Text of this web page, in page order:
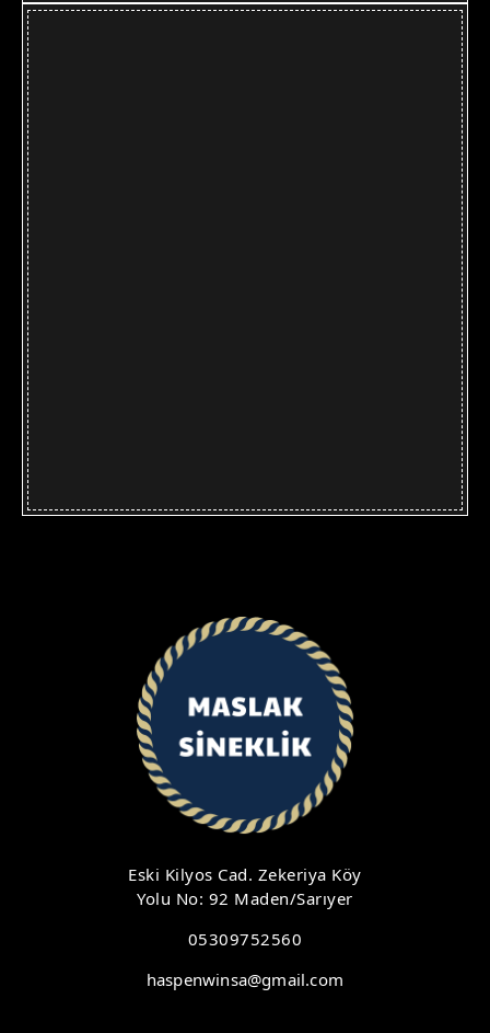
Eski Kilyos Cad. Zekeriya Köy
Yolu No: 92 Maden/Sarıyer
05309752560
haspenwinsa@gmail.com